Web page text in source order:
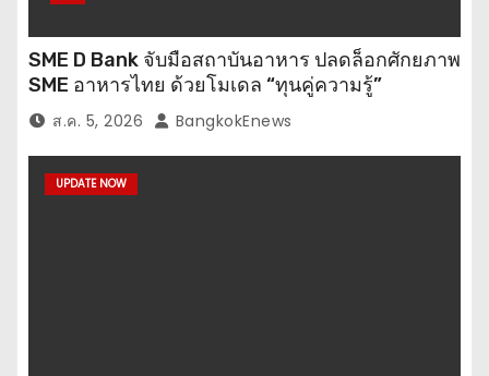
SME D Bank จับมือสถาบันอาหาร ปลดล็อกศักยภาพ
SME อาหารไทย ด้วยโมเดล “ทุนคู่ความรู้”
ส.ค. 5, 2026 BangkokEnews
UPDATE NOW